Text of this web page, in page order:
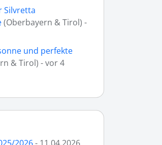
Silvretta
(Oberbayern & Tirol) -
und perfekte
& Tirol) - vor 4